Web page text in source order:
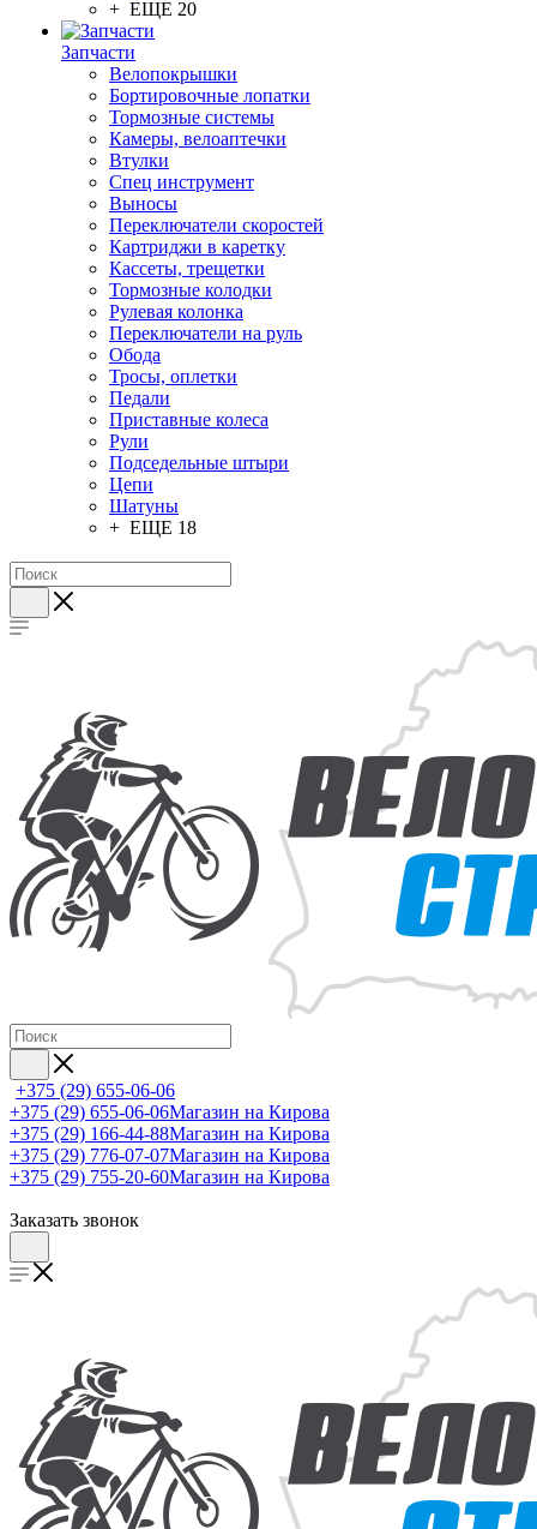
+ ЕЩЕ 20
Запчасти
Велопокрышки
Бортировочные лопатки
Тормозные системы
Камеры, велоаптечки
Втулки
Спец инструмент
Выносы
Переключатели скоростей
Картриджи в каретку
Кассеты, трещетки
Тормозные колодки
Рулевая колонка
Переключатели на руль
Обода
Тросы, оплетки
Педали
Приставные колеса
Рули
Подседельные штыри
Цепи
Шатуны
+ ЕЩЕ 18
+375 (29) 655-06-06
+375 (29) 655-06-06Магазин на Кирова
+375 (29) 166-44-88Магазин на Кирова
+375 (29) 776-07-07Магазин на Кирова
+375 (29) 755-20-60Магазин на Кирова
Заказать звонок